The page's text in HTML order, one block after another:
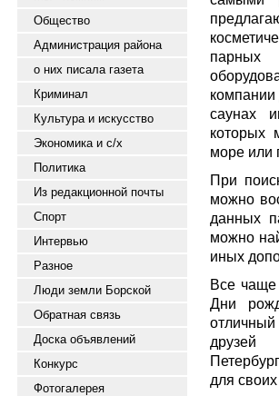
Общество
Администрация района
о них писала газета
Криминал
Культура и искусство
Экономика и с/х
Политика
Из редакционной почты
Спорт
Интервью
Разное
Люди земли Борской
Обратная связь
Доска объявлений
Конкурс
Фотогалерея
парных
компании
саунах
которых
море или
При
можно
данных
можно
иных
Все чаще
Дни
для